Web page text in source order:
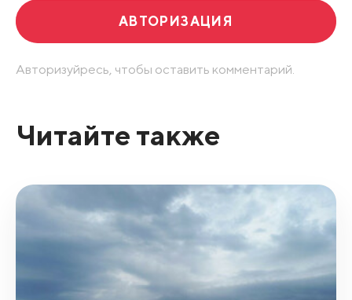
АВТОРИЗАЦИЯ
Авторизуйресь, чтобы оставить комментарий.
Читайте также